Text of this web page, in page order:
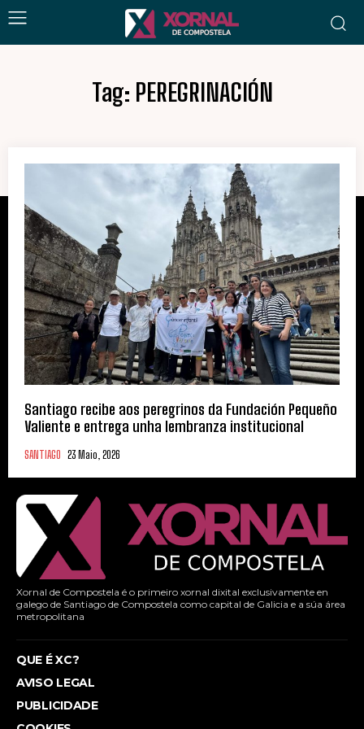
Tag: PEREGRINACIÓN
Santiago recibe aos peregrinos da Fundación Pequeño
Valiente e entrega unha lembranza institucional
SANTIAGO 23 Maio, 2026
Xornal de Compostela é o primeiro xornal dixital exclusivamente en
galego de Santiago de Compostela como capital de Galicia e a súa área
metropolitana
QUE É XC?
AVISO LEGAL
PUBLICIDADE